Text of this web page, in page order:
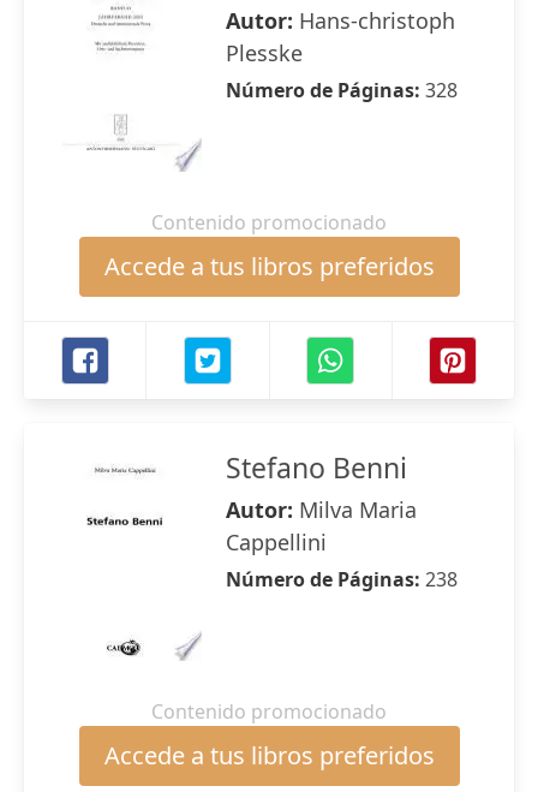
Autor: Hans-christoph
Plesske
Número de Páginas: 328
Contenido promocionado
Accede a tus libros preferidos
Stefano Benni
Autor: Milva Maria
Cappellini
Número de Páginas: 238
Contenido promocionado
Accede a tus libros preferidos